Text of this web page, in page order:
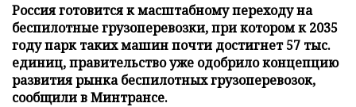
Россия готовится к масштабному переходу на
беспилотные грузоперевозки, при котором к 2035
году парк таких машин почти достигнет 57 тыс.
единиц, правительство уже одобрило концепцию
развития рынка беспилотных грузоперевозок,
сообщили в Минтрансе.